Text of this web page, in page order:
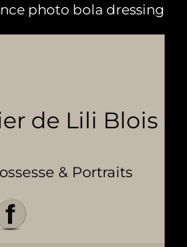
photo bola dressing
de Lili Blois
& Portraits